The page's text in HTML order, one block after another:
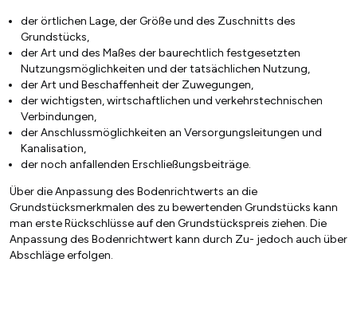
der örtlichen Lage, der Größe und des Zuschnitts des
Grundstücks,
der Art und des Maßes der baurechtlich festgesetzten
Nutzungsmöglichkeiten und der tatsächlichen Nutzung,
der Art und Beschaffenheit der Zuwegungen,
der wichtigsten, wirtschaftlichen und verkehrstechnischen
Verbindungen,
der Anschlussmöglichkeiten an Versorgungsleitungen und
Kanalisation,
der noch anfallenden Erschließungsbeiträge.
Über die Anpassung des Bodenrichtwerts an die
Grundstücksmerkmalen des zu bewertenden Grundstücks kann
man erste Rückschlüsse auf den Grundstückspreis ziehen. Die
Anpassung des Bodenrichtwert kann durch Zu- jedoch auch über
Abschläge erfolgen.